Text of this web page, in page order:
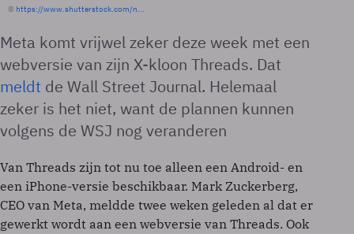
© https://www.shutterstock.com/n...
Meta komt vrijwel zeker deze week met een
webversie van zijn X-kloon Threads. Dat
meldt de Wall Street Journal. Helemaal
zeker is het niet, want de plannen kunnen
volgens de WSJ nog veranderen
Van Threads zijn tot nu toe alleen een Android- en
een iPhone-versie beschikbaar. Mark Zuckerberg,
CEO van Meta, meldde twee weken geleden al dat er
gewerkt wordt aan een webversie van Threads. Ook